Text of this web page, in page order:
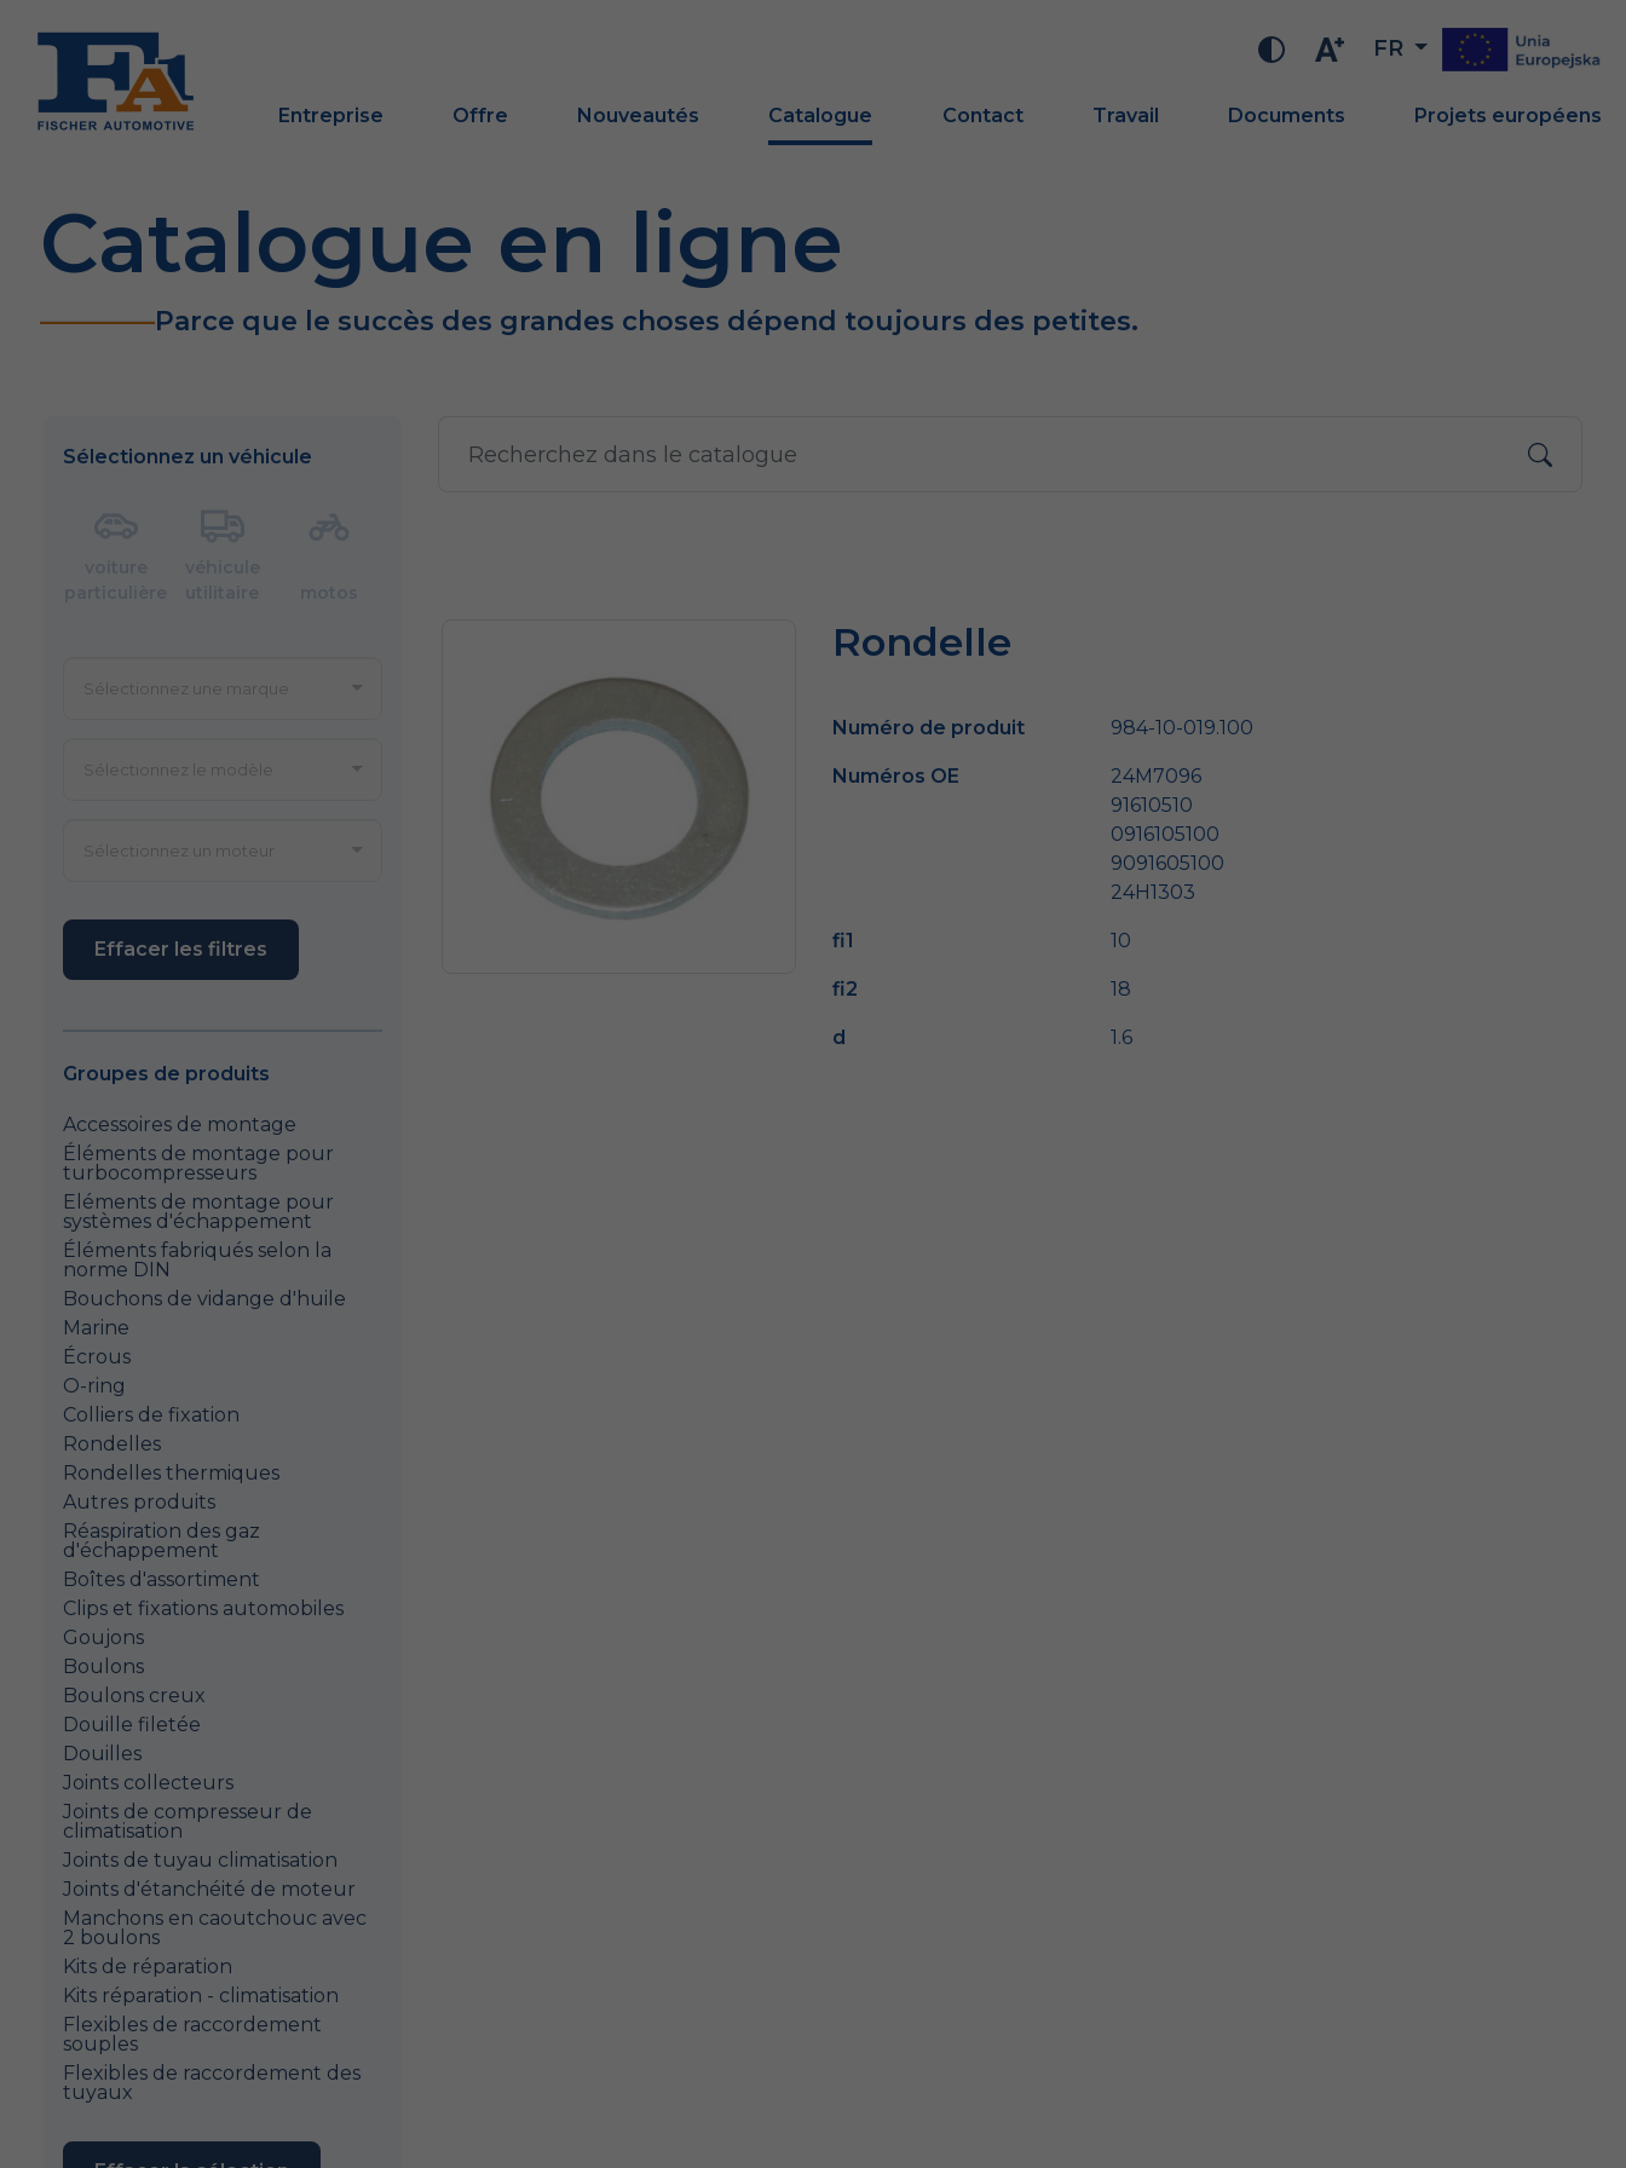
FR
Entreprise Offre Nouveautés Catalogue Contact Travail Documents Projets européens
Catalogue en ligne
Parce que le succès des grandes choses dépend toujours des petites.
Sélectionnez un véhicule
Effacer les filtres
Groupes de produits
Accessoires de montage
Éléments de montage pour
turbocompresseurs
Eléments de montage pour
systèmes d'échappement
Éléments fabriqués selon la
norme DIN
Bouchons de vidange d'huile
Marine
Écrous
O-ring
Colliers de fixation
Rondelles
Rondelles thermiques
Autres produits
Réaspiration des gaz
d'échappement
Boîtes d'assortiment
Clips et fixations automobiles
Goujons
Boulons
Boulons creux
Douille filetée
Douilles
Joints collecteurs
Joints de compresseur de
climatisation
Joints de tuyau climatisation
Joints d'étanchéité de moteur
Manchons en caoutchouc avec
2 boulons
Kits de réparation
Kits réparation - climatisation
Flexibles de raccordement
souples
Flexibles de raccordement des
tuyaux
Rondelle
Numéro de produit 984-10-019.100
Numéros OE
24M7096
91610510
0916105100
9091605100
24H1303
fi1 10
fi2 18
d 1.6